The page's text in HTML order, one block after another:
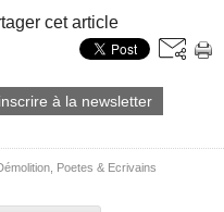
cet article
à la newsletter
Poetes & Ecrivains